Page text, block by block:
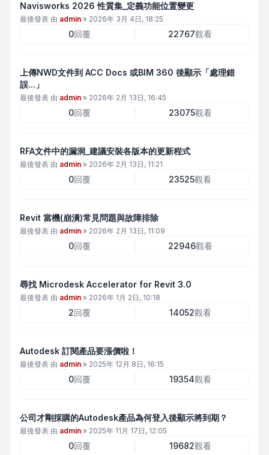
Navisworks 2026 性質集_定義功能位置變更
最後發表 由 admin » 2026年 3月 4日, 18:25
0回覆 22767觀看
上傳NWD文件到 ACC Docs 或BIM 360 後顯示「處理錯
誤...」
最後發表 由 admin » 2026年 2月 13日, 16:45
0回覆 23075觀看
RFA文件中的漏洞_建議安裝各版本的更新程式
最後發表 由 admin » 2026年 2月 13日, 11:21
0回覆 23525觀看
Revit 當機(崩潰)常見問題與故障排除
最後發表 由 admin » 2026年 2月 13日, 11:09
0回覆 22946觀看
尋找 Microdesk Accelerator for Revit 3.0
最後發表 由 admin » 2026年 1月 2日, 10:18
2回覆 14052觀看
Autodesk 訂閱產品要漲價啦！
最後發表 由 admin » 2025年 12月 8日, 16:15
0回覆 19354觀看
公司才剛採購的Autodesk產品為何登入後顯示將到期？
最後發表 由 admin » 2025年 11月 17日, 12:05
0回覆 19682觀看